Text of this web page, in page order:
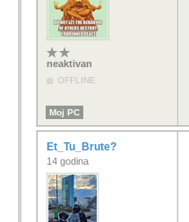
neaktivan
OFFLINE
Moj PC
Et_Tu_Brute?
14 godina